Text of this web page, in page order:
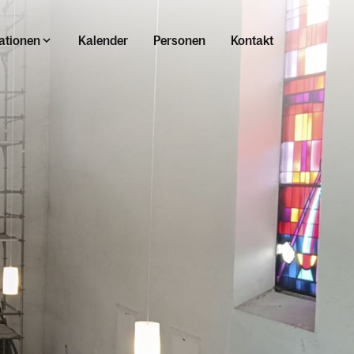
Kalender Personen Kontakt